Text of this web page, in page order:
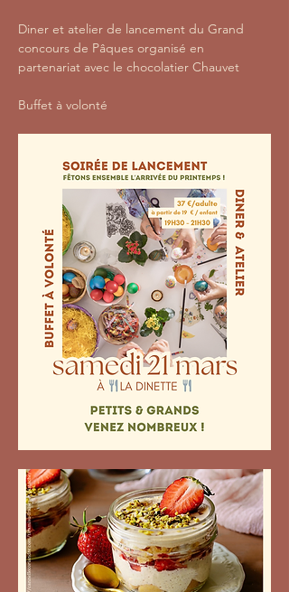
Diner et atelier de lancement du Grand
concours de Pâques organisé en
partenariat avec le chocolatier Chauvet
Buffet à volonté